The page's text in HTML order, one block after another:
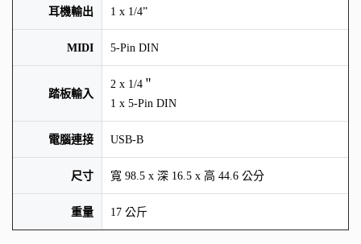
耳機輸出 1 x 1/4”
MIDI 5-Pin DIN
踏板輸入
2 x 1/4＂
1 x 5-Pin DIN
電腦連接 USB-B
尺寸 寬 98.5 x 深 16.5 x 高 44.6 公分
重量 17 公斤